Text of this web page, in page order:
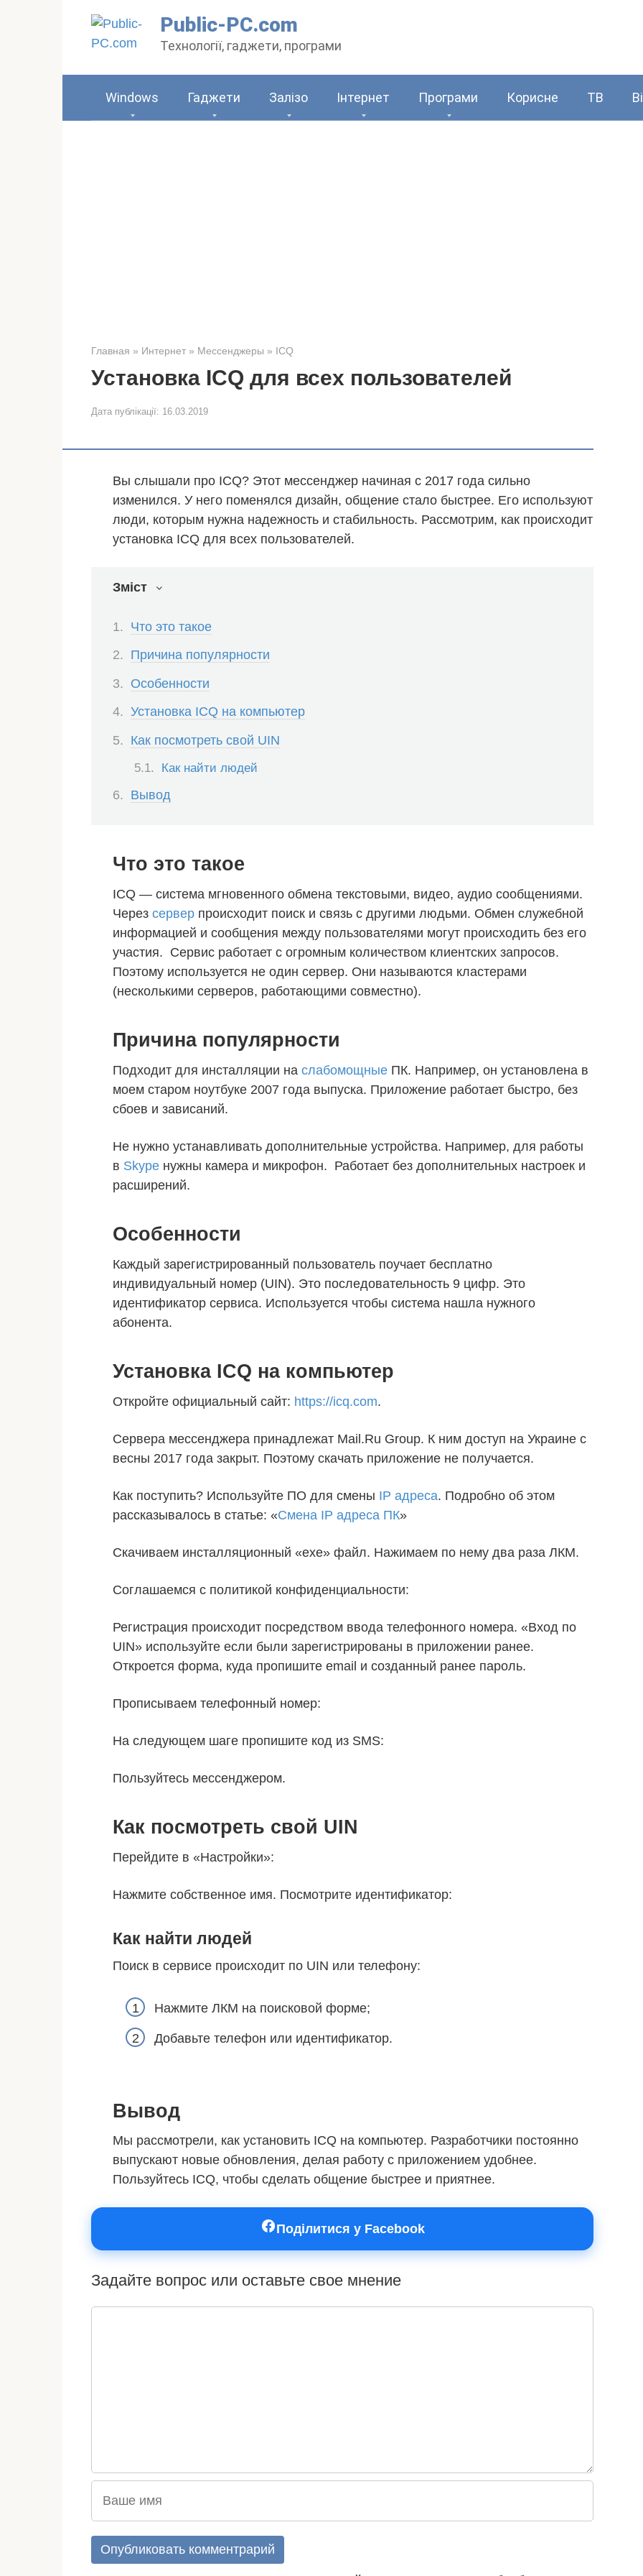
Public-PC.com
Технології, гаджети, програми
Windows Гаджети Залізо Інтернет Програми Корисне ТВ
Главная » Интернет » Мессенджеры » ICQ
Установка ICQ для всех пользователей
Дата публікації: 16.03.2019
Вы слышали про ICQ? Этот мессенджер начиная с 2017 года сильно
изменился. У него поменялся дизайн, общение стало быстрее. Его используют
люди, которым нужна надежность и стабильность. Рассмотрим, как происходит
установка ICQ для всех пользователей.
Зміст
Что это такое
Причина популярности
Особенности
Установка ICQ на компьютер
Как посмотреть свой UIN
Как найти людей
Вывод
Что это такое
ICQ — система мгновенного обмена текстовыми, видео, аудио сообщениями.
Через сервер происходит поиск и связь с другими людьми. Обмен служебной
информацией и сообщения между пользователями могут происходить без его
участия. Сервис работает с огромным количеством клиентских запросов.
Поэтому используется не один сервер. Они называются кластерами
(несколькими серверов, работающими совместно).
Причина популярности
Подходит для инсталляции на слабомощные ПК. Например, он установлена в
моем старом ноутбуке 2007 года выпуска. Приложение работает быстро, без
сбоев и зависаний.
Не нужно устанавливать дополнительные устройства. Например, для работы
в Skype нужны камера и микрофон. Работает без дополнительных настроек и
расширений.
Особенности
Каждый зарегистрированный пользователь поучает бесплатно
индивидуальный номер (UIN). Это последовательность 9 цифр. Это
идентификатор сервиса. Используется чтобы система нашла нужного
абонента.
Установка ICQ на компьютер
Откройте официальный сайт: https://icq.com.
Сервера мессенджера принадлежат Mail.Ru Group. К ним доступ на Украине с
весны 2017 года закрыт. Поэтому скачать приложение не получается.
Как поступить? Используйте ПО для смены IP адреса. Подробно об этом
рассказывалось в статье: «Смена IP адреса ПК»
Скачиваем инсталляционный «exe» файл. Нажимаем по нему два раза ЛКМ.
Соглашаемся с политикой конфиденциальности:
Регистрация происходит посредством ввода телефонного номера. «Вход по
UIN» используйте если были зарегистрированы в приложении ранее.
Откроется форма, куда пропишите email и созданный ранее пароль.
Прописываем телефонный номер:
На следующем шаге пропишите код из SMS:
Пользуйтесь мессенджером.
Как посмотреть свой UIN
Перейдите в «Настройки»:
Нажмите собственное имя. Посмотрите идентификатор:
Как найти людей
Поиск в сервисе происходит по UIN или телефону:
Нажмите ЛКМ на поисковой форме;
Добавьте телефон или идентификатор.
Вывод
Мы рассмотрели, как установить ICQ на компьютер. Разработчики постоянно
выпускают новые обновления, делая работу с приложением удобнее.
Пользуйтесь ICQ, чтобы сделать общение быстрее и приятнее.
Поділитися у Facebook
Задайте вопрос или оставьте свое мнение